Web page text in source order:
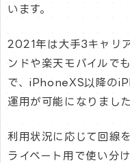
います。
2021年は大手3キャリ
ンドや楽天モバイルで
で、iPhoneXS以降の
運用が可能になりました
利用状況に応じて回線
ライベート用で使い分